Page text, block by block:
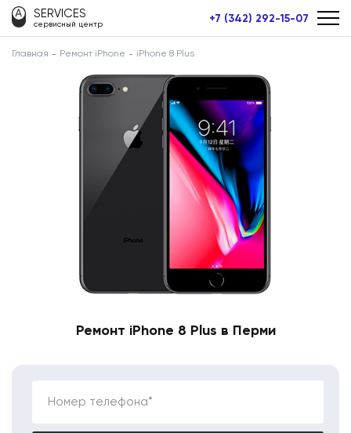
SERVICES
сервисный центр +7 (342) 292-15-07
Главная Ремонт iPhone iPhone 8 Plus
Ремонт iPhone 8 Plus в Перми
Номер телефона*